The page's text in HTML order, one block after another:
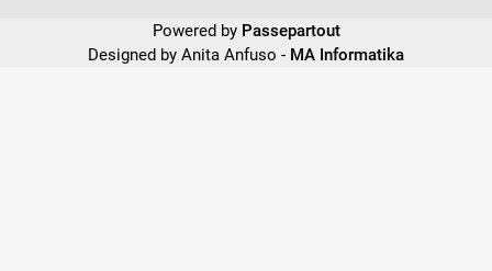
Powered by Passepartout
Designed by Anita Anfuso - MA Informatika